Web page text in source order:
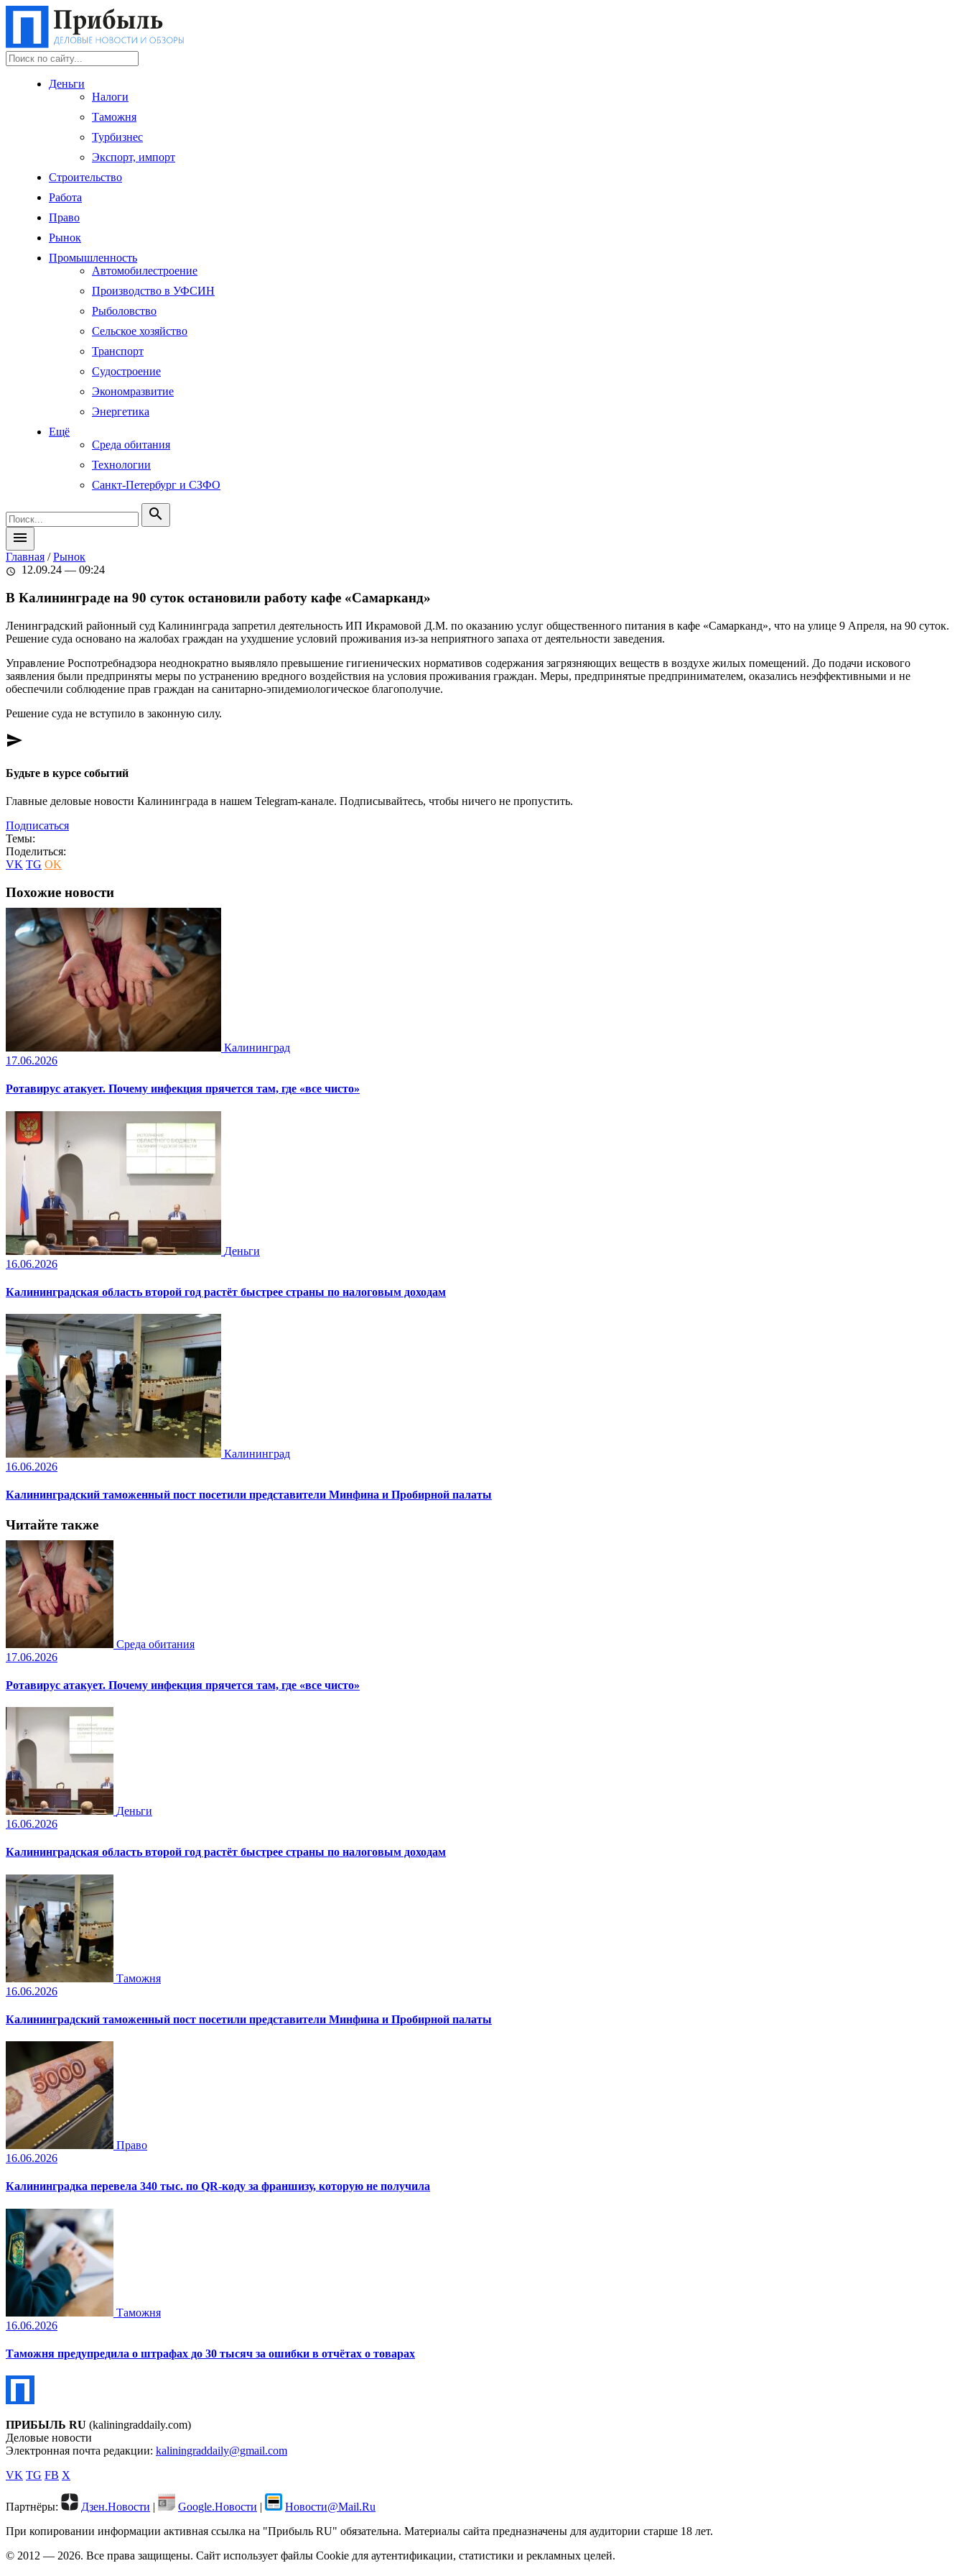
Деньги
Налоги
Таможня
Турбизнес
Экспорт, импорт
Строительство
Работа
Право
Рынок
Промышленность
Автомобилестроение
Производство в УФСИН
Рыболовство
Сельское хозяйство
Транспорт
Судостроение
Экономразвитие
Энергетика
Ещё
Среда обитания
Технологии
Санкт-Петербург и СЗФО
search
menu
Главная /Рынок
schedule 12.09.24 — 09:24
В Калининграде на 90 суток остановили работу кафе «Самарканд»
Ленинградский районный суд Калининграда запретил деятельность ИП Икрамовой Д.М. по оказанию услуг общественного питания в кафе «Самарканд», что на улице 9 Апреля, на 90 суток.
Решение суда основано на жалобах граждан на ухудшение условий проживания из-за неприятного запаха от деятельности заведения.
Управление Роспотребнадзора неоднократно выявляло превышение гигиенических нормативов содержания загрязняющих веществ в воздухе жилых помещений. До подачи искового
заявления были предприняты меры по устранению вредного воздействия на условия проживания граждан. Меры, предпринятые предпринимателем, оказались неэффективными и не
обеспечили соблюдение прав граждан на санитарно-эпидемиологическое благополучие.
Решение суда не вступило в законную силу.
send
Будьте в курсе событий
Главные деловые новости Калининграда в нашем Telegram-канале. Подписывайтесь, чтобы ничего не пропустить.
Подписаться
Темы:
Поделиться:
VK TG OK
Похожие новости
Калининград
17.06.2026
Ротавирус атакует. Почему инфекция прячется там, где «все чисто»
Деньги
16.06.2026
Калининградская область второй год растёт быстрее страны по налоговым доходам
Калининград
16.06.2026
Калининградский таможенный пост посетили представители Минфина и Пробирной палаты
Читайте также
Среда обитания
17.06.2026
Ротавирус атакует. Почему инфекция прячется там, где «все чисто»
Деньги
16.06.2026
Калининградская область второй год растёт быстрее страны по налоговым доходам
Таможня
16.06.2026
Калининградский таможенный пост посетили представители Минфина и Пробирной палаты
Право
16.06.2026
Калининградка перевела 340 тыс. по QR-коду за франшизу, которую не получила
Таможня
16.06.2026
Таможня предупредила о штрафах до 30 тысяч за ошибки в отчётах о товарах
ПРИБЫЛЬ RU (kaliningraddaily.com)
Деловые новости
Электронная почта редакции: kaliningraddaily@gmail.com
VK TG FB X
Партнёры: Дзен.Новости | Google.Новости |
Новости@Mail.Ru
При копировании информации активная ссылка на "Прибыль RU" обязательна. Материалы сайта предназначены для аудитории старше 18 лет.
© 2012 — 2026. Все права защищены. Сайт использует файлы Cookie для аутентификации, статистики и рекламных целей.